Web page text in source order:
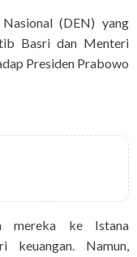
(DEN) yang
Basri dan Menteri
Presiden Prabowo
mereka ke Istana
keuangan. Namun,